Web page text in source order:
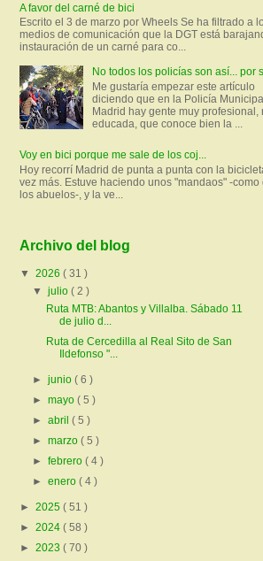
A favor del carné de bici
Escrito el 3 de marzo por Wheels Se ha filtrado a
medios de comunicación que la DGT está
instauración de un carné para co...
No todos los policías son así... por
Me gustaría empezar este artículo
diciendo que en la Policía
Madrid hay gente muy profesional,
educada, que conoce bien la ...
Voy en bici porque me sale de los coj...
Hoy recorrí Madrid de punta a punta con la
vez más. Estuve haciendo unos "mandaos" -como
los abuelos-, y la ve...
Archivo del blog
▼ 2026 ( 31 )
▼julio( 2 )
Ruta MTB: Abantos y Villalba. Sábado 11
de julio d...
Ruta de Cercedilla al Real Sito de San
Ildefonso "...
►junio( 6 )
►mayo( 5 )
►abril( 5 )
►marzo( 5 )
►febrero( 4 )
►enero( 4 )
► 2025 ( 51 )
► 2024 ( 58 )
► 2023 ( 70 )